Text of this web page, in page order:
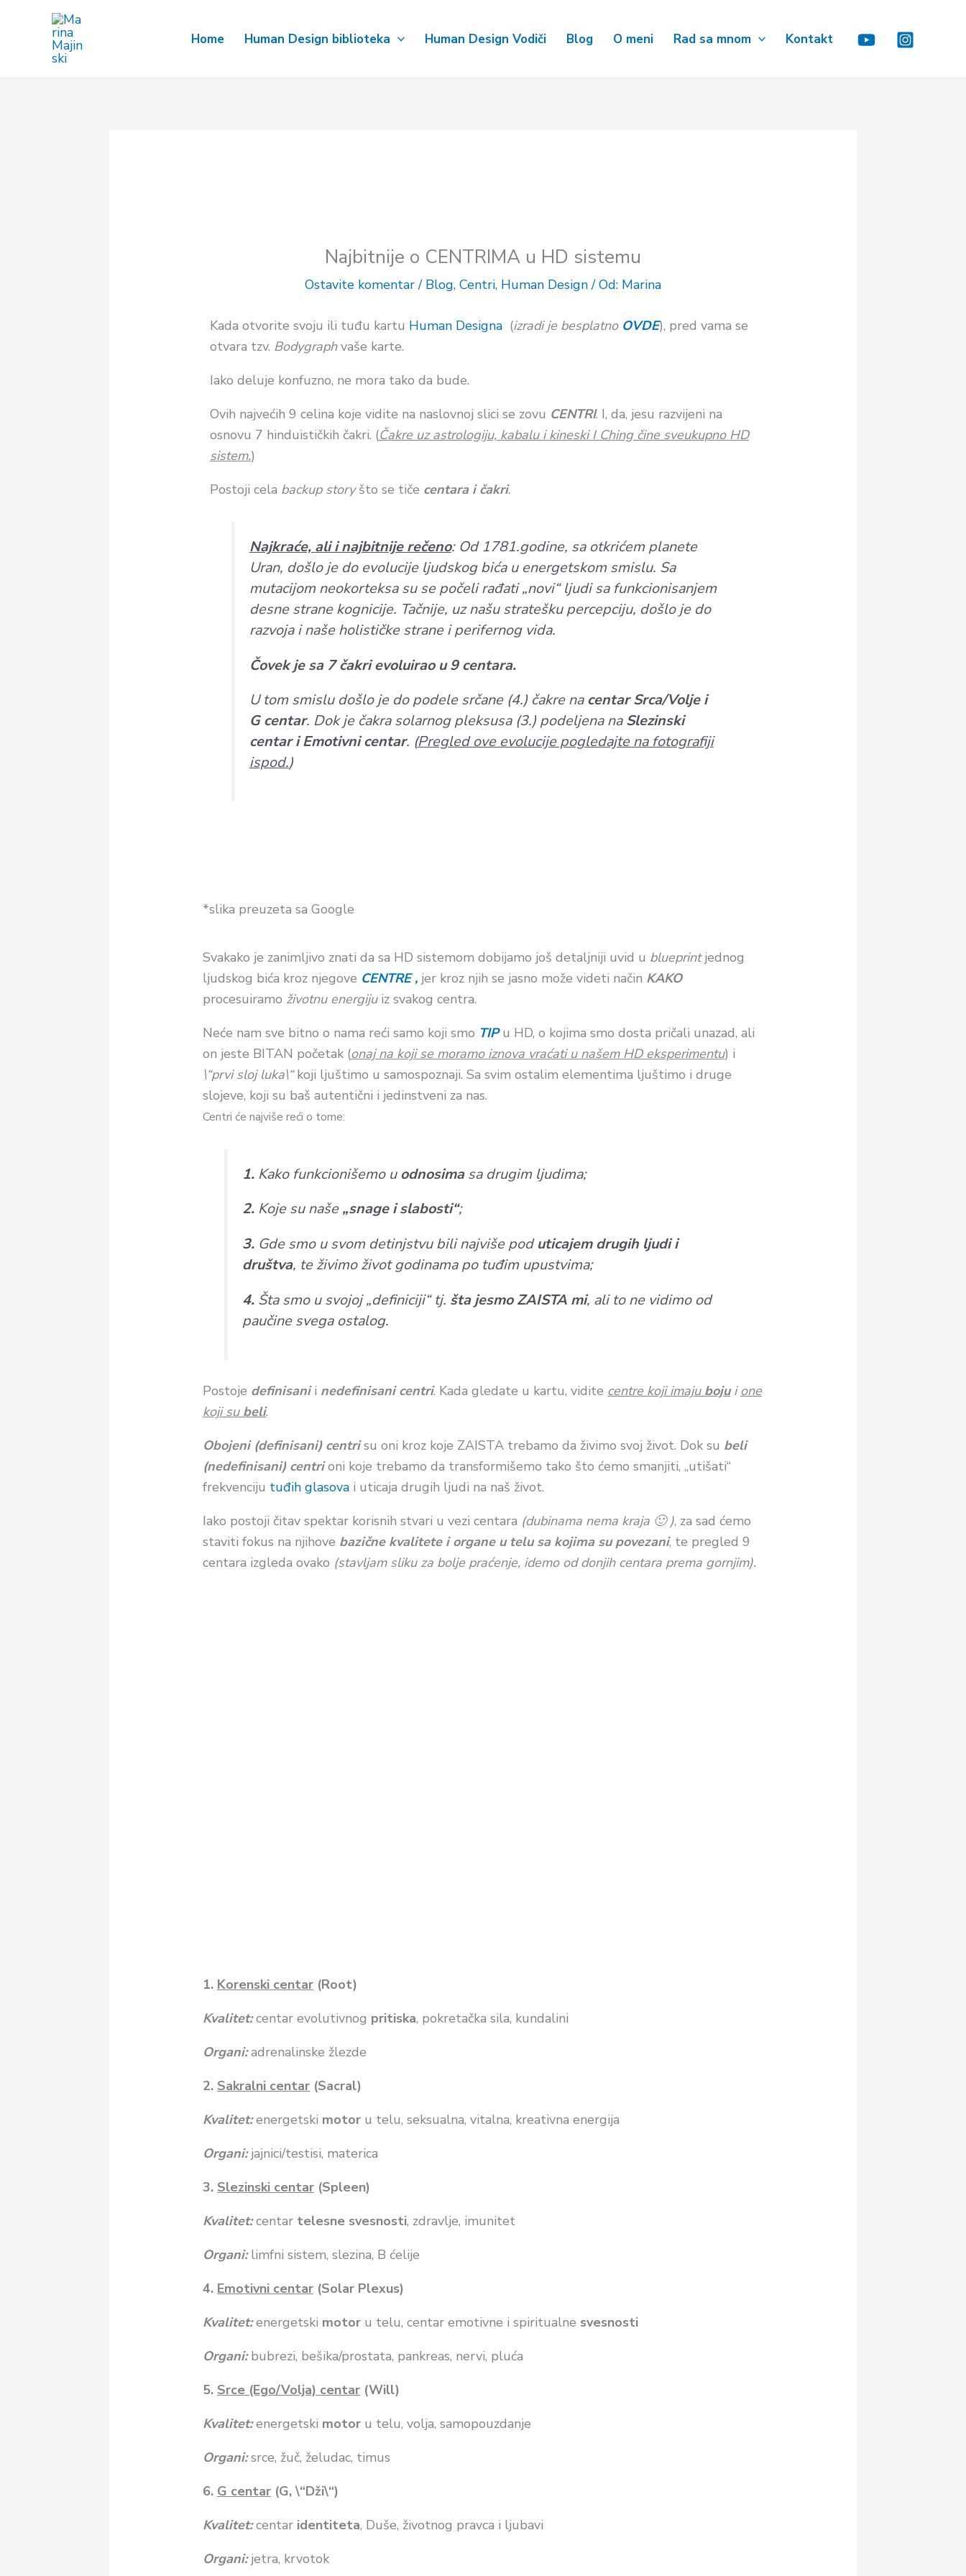
Home Human Design biblioteka Human Design Vodiči Blog O meni Rad sa mnom Kontakt
Najbitnije o CENTRIMA u HD sistemu
Ostavite komentar / Blog, Centri, Human Design/ Od: Marina
Kada otvorite svoju ili tuđu kartu Human Designa (izradi je besplatno OVDE), pred vama se
otvara tzv. Bodygraphvaše karte.
Iako deluje konfuzno, ne mora tako da bude.
Ovih najvećih 9 celina koje vidite na naslovnoj slici se zovu CENTRI. I, da, jesu razvijeni na
osnovu 7 hinduističkih čakri. (Čakre uz astrologiju, kabalu i kineski I Ching čine sveukupno HD
sistem.)
Postoji cela backup storyšto se tiče centara i čakri.
Najkraće, ali i najbitnije rečeno: Od 1781.godine, sa otkrićem planete
Uran, došlo je do evolucije ljudskog bića u energetskom smislu. Sa
mutacijom neokorteksa su se počeli rađati „novi“ ljudi sa funkcionisanjem
desne strane kognicije. Tačnije, uz našu stratešku percepciju, došlo je do
razvoja i naše holističke strane i perifernog vida.
Čovek je sa 7 čakri evoluirao u 9 centara.
U tom smislu došlo je do podelesrčane (4.) čakrenacentar Srca/Volje i
G centar. Dok je čakra solarnog pleksusa (3.)podeljena naSlezinski
centar i Emotivni centar. (Pregled ove evolucije pogledajte na fotografiji
ispod.)
*slika preuzeta sa Google
Svakako je zanimljivo znati da sa HD sistemom dobijamo još detaljniji uvid u blueprintjednog
ljudskog bića kroz njegove CENTRE , jer kroz njih se jasno može videti način KAKO
procesuiramo životnu energijuiz svakog centra.
Neće nam sve bitno o nama reći samo koji smo TIPu HD, o kojima smo dosta pričali unazad, ali
on jeste BITAN početak (onaj na koji se moramo iznova vraćati u našem HD eksperimentu) i
\“prvi sloj luka\“koji ljuštimo u samospoznaji. Sa svim ostalim elementima ljuštimo i druge
slojeve, koji su baš autentični i jedinstveni za nas.
Centri će najviše reći o tome:
1. Kako funkcionišemo uodnosimasa drugim ljudima;
2.Koje su naše„snage i slabosti“;
3.Gde smo u svom detinjstvu bili najviše poduticajem drugih ljudi i
društva, te živimo život godinama po tuđim upustvima;
4.Šta smo u svojoj „definiciji“ tj. šta jesmo ZAISTA mi, ali to ne vidimo od
paučine svega ostalog.
Postoje definisanii nedefinisani centri. Kada gledate u kartu, vidite centre koji imaju bojuione
koji su beli.
Obojeni (definisani) centrisu oni kroz koje ZAISTA trebamo da živimo svoj život. Dok su beli
(nedefinisani) centrioni koje trebamo da transformišemo tako što ćemo smanjiti, „utišati“
frekvenciju tuđih glasova i uticaja drugih ljudi na naš život.
Iako postoji čitav spektar korisnih stvari u vezi centara (dubinama nema kraja 🙂 ), za sad ćemo
staviti fokus na njihove bazične kvalitete i organe u telu sa kojima su povezani, te pregled 9
centara izgleda ovako (stavljam sliku za bolje praćenje, idemo od donjih centara prema gornjim).
1. Korenski centar (Root)
Kvalitet:centar evolutivnog pritiska, pokretačka sila, kundalini
Organi:adrenalinske žlezde
2. Sakralni centar (Sacral)
Kvalitet:energetski motor u telu, seksualna, vitalna, kreativna energija
Organi:jajnici/testisi, materica
3. Slezinski centar (Spleen)
Kvalitet:centar telesne svesnosti, zdravlje, imunitet
Organi:limfni sistem, slezina, B ćelije
4. Emotivni centar (Solar Plexus)
Kvalitet:energetski motor u telu, centar emotivne i spiritualne svesnosti
Organi:bubrezi, bešika/prostata, pankreas, nervi, pluća
5. Srce (Ego/Volja) centar (Will)
Kvalitet:energetski motor u telu, volja, samopouzdanje
Organi:srce, žuč, želudac, timus
6. G centar (G, \“Dži\“)
Kvalitet:centar identiteta, Duše, životnog pravca i ljubavi
Organi:jetra, krvotok